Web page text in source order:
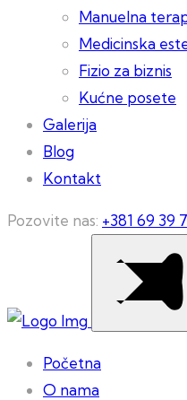
Manuelna
Medicinska
Fizio za biznis
Kućne posete
Galerija
Blog
Kontakt
Pozovite nas: +381 69 39
Početna
O nama